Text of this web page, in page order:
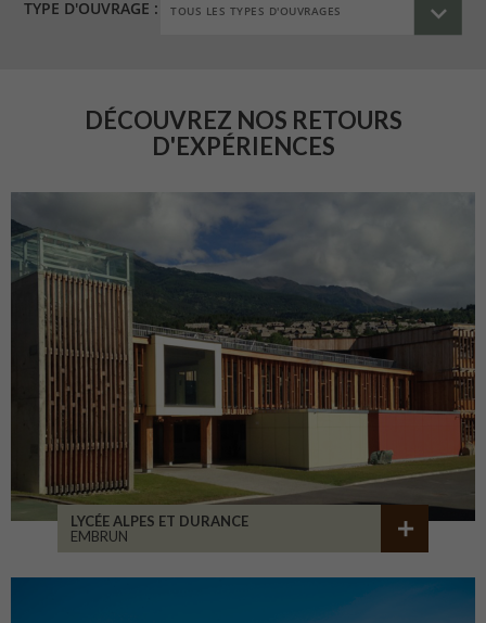
TYPE D'OUVRAGE :
DÉCOUVREZ NOS RETOURS
D'EXPÉRIENCES
LYCÉE ALPES ET DURANCE
EMBRUN